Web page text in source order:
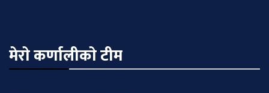
मेराे कर्णालीकाे टीम